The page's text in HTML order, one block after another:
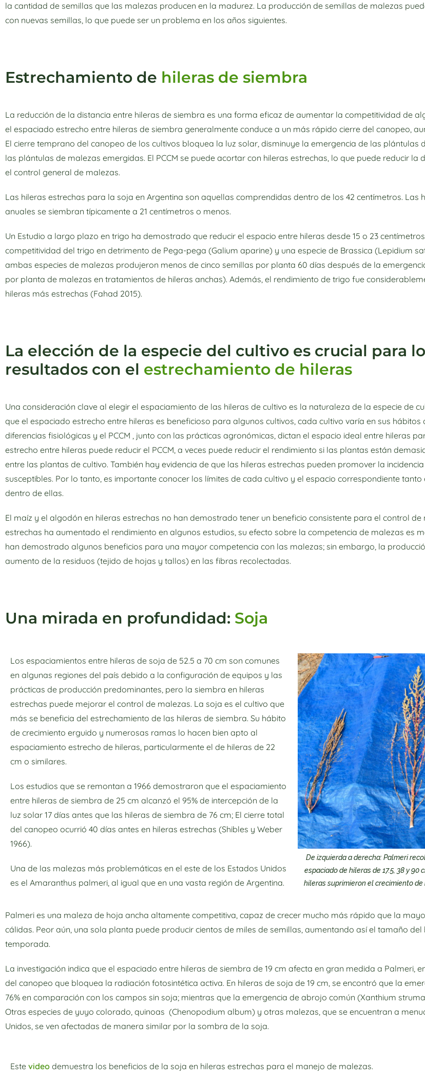
la cantidad de semillas que las malezas producen en la madurez. La producción de semillas de malezas
con nuevas semillas, lo que puede ser un problema en los años siguientes.
Estrechamiento de hileras de siembra
La reducción de la distancia entre hileras de siembra es una forma eficaz de aumentar la competitividad de
el espaciado estrecho entre hileras de siembra generalmente conduce a un más rápido cierre del canopeo,
El cierre temprano del canopeo de los cultivos bloquea la luz solar, disminuye la emergencia de las plántulas
las plántulas de malezas emergidas. El PCCM se puede acortar con hileras estrechas, lo que puede reducir
el control general de malezas.
Las hileras estrechas para la soja en Argentina son aquellas comprendidas dentro de los 42 centímetros. Las
anuales se siembran típicamente a 21 centímetros o menos.
Un Estudio a largo plazo en trigo ha demostrado que reducir el espacio entre hileras desde 15 o 23
competitividad del trigo en detrimento de Pega-pega (Galium aparine) y una especie de Brassica (Lepidium
ambas especies de malezas produjeron menos de cinco semillas por planta 60 días después de la
por planta de malezas en tratamientos de hileras anchas). Además, el rendimiento de trigo fue
hileras más estrechas (Fahad 2015).
La elección de la especie del cultivo es crucial para
resultados con el estrechamiento de hileras
Una consideración clave al elegir el espaciamiento de las hileras de cultivo es la naturaleza de la especie de
que el espaciado estrecho entre hileras es beneficioso para algunos cultivos, cada cultivo varía en sus hábitos
diferencias fisiológicas y el PCCM , junto con las prácticas agronómicas, dictan el espacio ideal entre hileras
estrecho entre hileras puede reducir el PCCM, a veces puede reducir el rendimiento si las plantas están
entre las plantas de cultivo. También hay evidencia de que las hileras estrechas pueden promover la
susceptibles. Por lo tanto, es importante conocer los límites de cada cultivo y el espacio correspondiente
dentro de ellas.
El maíz y el algodón en hileras estrechas no han demostrado tener un beneficio consistente para el control de
estrechas ha aumentado el rendimiento en algunos estudios, su efecto sobre la competencia de malezas es
han demostrado algunos beneficios para una mayor competencia con las malezas; sin embargo, la
aumento de la residuos (tejido de hojas y tallos) en las fibras recolectadas.
Una mirada en profundidad: Soja
Los espaciamientos entre hileras de soja de 52.5 a 70 cm son comunes
en algunas regiones del país debido a la configuración de equipos y las
prácticas de producción predominantes, pero la siembra en hileras
estrechas puede mejorar el control de malezas. La soja es el cultivo que
más se beneficia del estrechamiento de las hileras de siembra. Su hábito
de crecimiento erguido y numerosas ramas lo hacen bien apto al
espaciamiento estrecho de hileras, particularmente el de hileras de 22
cm o similares.
Los estudios que se remontan a 1966 demostraron que el espaciamiento
entre hileras de siembra de 25 cm alcanzó el 95% de intercepción de la
luz solar 17 días antes que las hileras de siembra de 76 cm; El cierre total
del canopeo ocurrió 40 días antes en hileras estrechas (Shibles y Weber
1966).
Una de las malezas más problemáticas en el este de los Estados Unidos
es el Amaranthus palmeri, al igual que en una vasta región de Argentina.
De izquierda a derecha: Palmeri
espaciado de hileras de 17.5, 38 y
hileras suprimieron el crecimiento de
Palmeri es una maleza de hoja ancha altamente competitiva, capaz de crecer mucho más rápido que la
cálidas. Peor aún, una sola planta puede producir cientos de miles de semillas, aumentando así el tamaño
temporada.
La investigación indica que el espaciado entre hileras de siembra de 19 cm afecta en gran medida a Palmeri,
del canopeo que bloquea la radiación fotosintética activa. En hileras de soja de 19 cm, se encontró que la
76% en comparación con los campos sin soja; mientras que la emergencia de abrojo común (Xanthium
Otras especies de yuyo colorado, quinoas (Chenopodium album) y otras malezas, que se encuentran a
Unidos, se ven afectadas de manera similar por la sombra de la soja.
Este video demuestra los beneficios de la soja en hileras estrechas para el manejo de malezas.